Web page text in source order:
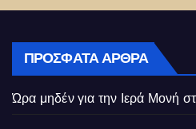
ΠΡΌΣΦΑΤΑ ΆΡΘΡΑ
Ώρα μηδέν για την Ιερά Μονή